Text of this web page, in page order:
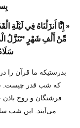
« إِنَّا أَنزَلْنَاهُ فِي لَيْلَةِ
مِّنْ أَلْفِ شَهْرٍ‌ *تَنَزَّلُ
بدرستیکه ما قرآن را
که شب قدر چیست.
فرشتگان و روح
می‌آیند. این شب